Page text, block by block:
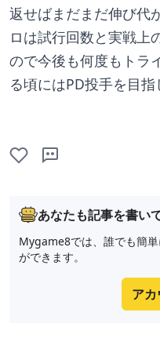
返せばまだまだ伸び代
ロは試行回数と実戦上
ので今後も何度もトラ
る頃にはPD投手を目指
あなたも記事を書い
Mygame8では、誰でも簡
ができます。
ア